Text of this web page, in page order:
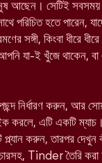
আছেন। সেটিই
পরিচিত হতে পারেন,
সঙ্গী, কিংবা ধীরে
যা-ই খুঁজে থাকেন,
নির্ধারণ করুন, আর
করলে, এটি একটি
প্ল্যান করুন, তারপর
Tinder তৈরি